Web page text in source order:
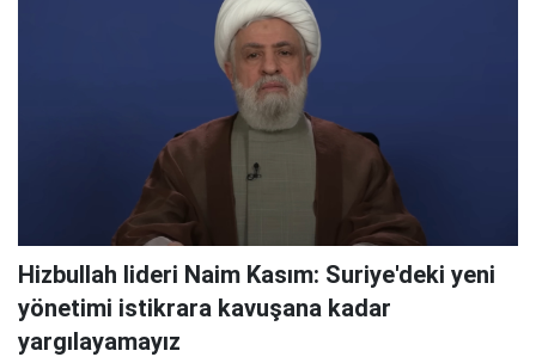
Hizbullah lideri Naim Kasım: Suriye'deki yeni
yönetimi istikrara kavuşana kadar
yargılayamayız